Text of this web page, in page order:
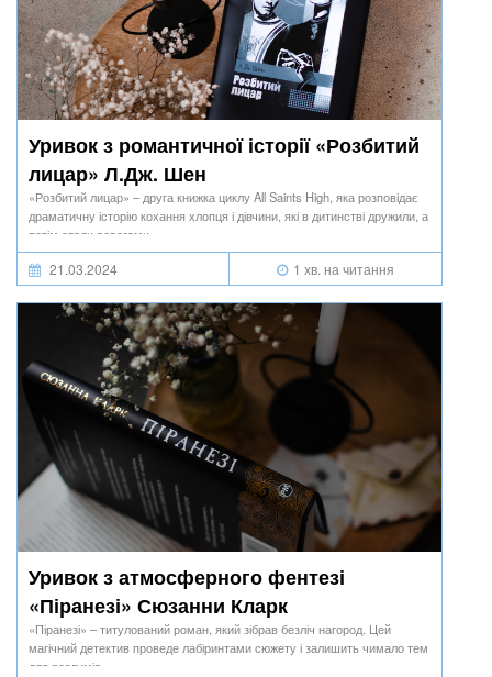
Уривок з романтичної історії «Розбитий
лицар» Л.Дж. Шен
«Розбитий лицар» – друга книжка циклу All Saints High, яка розповідає
драматичну історію кохання хлопця і дівчини, які в дитинстві дружили, а
потім стали ворогами.
21.03.2024 1 хв. на читання
Уривок з атмосферного фентезі
«Піранезі» Сюзанни Кларк
«Піранезі» – титулований роман, який зібрав безліч нагород. Цей
магічний детектив проведе лабіринтами сюжету і залишить чимало тем
для роздумів.